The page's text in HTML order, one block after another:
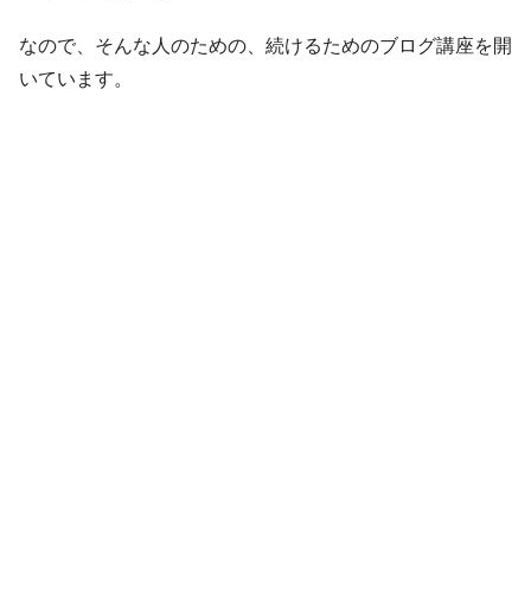
なので、そんな人のための、続けるためのブログ講座を開
いています。